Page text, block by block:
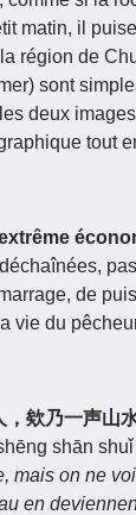
matin, il
région de
sont
deux
tout
de
vie du
欸乃一声山
shān shuǐ
mais on ne
en